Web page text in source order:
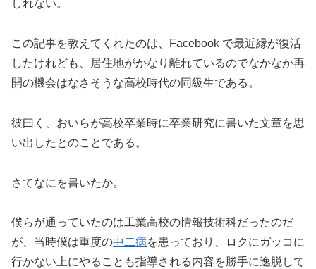
しれない。
この記事を教えてくれたのは、Facebook で最近縁が復活
したけれども、居住地がかなり離れているのでなかなか再
開の機会はなさそうな高校時代の同級生である。
彼曰く、おいらが高校卒業時に卒業研究に書いた文章を思
い出したとのことである。
さてなにを書いたか。
僕らが通っていたのは工業高校の情報技術科だったのだ
が、当時僕は重度の中二病を患っており、ロクにガッコに
行かない上にやることも指導される内容を勝手に逸脱して